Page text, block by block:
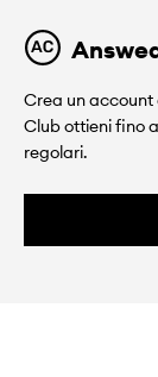
Crea un
Club ottieni fino
regolari.